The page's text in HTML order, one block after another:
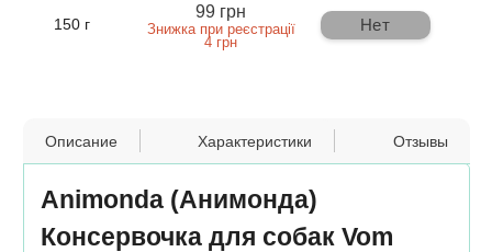
150 г
99 грн
Знижка при реєстрації
4 грн
Нет
Описание Характеристики Отзывы
Animonda (Анимонда)
Консервочка для собак Vom